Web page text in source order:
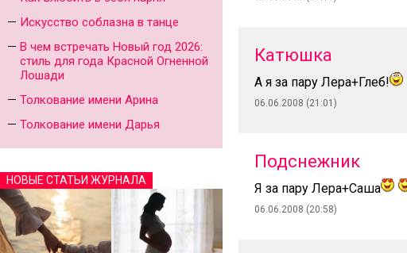
Искусство соблазна в танце
В чем встречать Новый год 2026:
стиль для года Красной Огненной
Лошади
Толкование имени Арина
Толкование имени Дарья
НОВЫЕ СТАТЬИ ЖУРНАЛА
Катюшка
А я за пару Лера+Глеб!
06.06.2008 (21:01)
Подснежник
Я за пару Лера+Саша
06.06.2008 (20:58)